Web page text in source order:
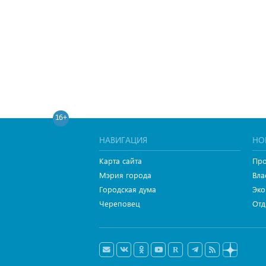
16+
НАВИГАЦИЯ
Карта сайта
Мэрия города
Городская дума
Череповец